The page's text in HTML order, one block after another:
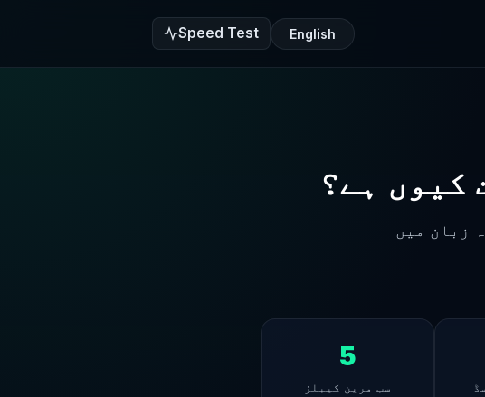
Speed Test English
کیوں ہے؟
زبان میں
5
سب مرین کیبلز